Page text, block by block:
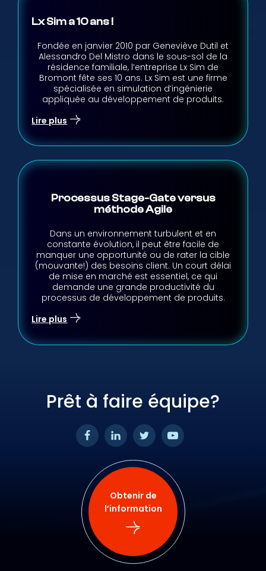
Lx Sim a 10 ans !
Fondée en janvier 2010 par Geneviève Dutil et
Alessandro Del Mistro dans le sous-sol de la
résidence familiale, l’entreprise Lx Sim de
Bromont fête ses 10 ans. Lx Sim est une firme
spécialisée en simulation d’ingénierie
appliquée au développement de produits.
Lire plus
Processus Stage-Gate versus
méthode Agile
Dans un environnement turbulent et en
constante évolution, il peut être facile de
manquer une opportunité ou de rater la cible
(mouvante!) des besoins client. Un court délai
de mise en marché est essentiel, ce qui
demande une grande productivité du
processus de développement de produits.
Lire plus
Prêt à faire équipe?
Obtenir de
l’information